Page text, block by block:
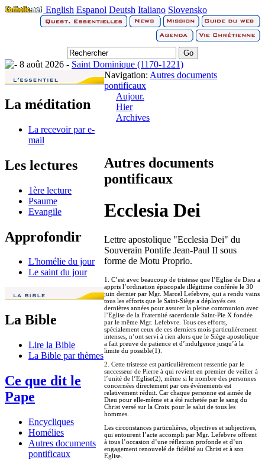
English Espanol Deutsh Italiano Slovensko
8 août 2026 - Saint Dominique (1170-1221)
La méditation
La recevoir par e-
mail
Les lectures
1ère lecture
Psaume
Evangile
Approfondir
L'homélie du jour
Le saint du jour
La Bible
Lire la Bible
La Bible par thèmes
Ce que dit le
Pape
Encycliques
Homélies
Autres documents
pontificaux
Navigation: Autres documents
pontificaux
Aujour.
Hier
Archives
Autres documents
pontificaux
Ecclesia Dei
Lettre apostolique "Ecclesia Dei" du
Souverain Pontife Jean-Paul II sous
forme de Motu Proprio.
1. C’est avec beaucoup de tristesse que l’Eglise de Dieu a
appris l’ordination épiscopale illégitime conférée le 30
juin dernier par Mgr. Marcel Lefebvre, qui a rendu vains
tous les efforts que le Saint-Siège a déployés ces
dernières années pour assurer la pleine communion avec
l’Eglise de la Fraternité sacerdotale Saint-Pie X fondée
par le même Mgr. Lefebvre. Tous ces efforts,
spécialement ceux de ces derniers mois particulièrement
intenses, n’ont servi à rien alors que le Siège apostolique
a fait preuve de patience et d’indulgence jusqu’à la
limite du possible(1).
2. Cette tristesse est particulièrement ressentie par le
successeur de Pierre à qui revient en premier de veiller à
l’unité de l’Eglise(2), même si le nombre des personnes
concernées directement par ces événements est
relativement réduit. Car chaque personne est aimée de
Dieu pour elle-même et a été rachetée par le sang du
Christ versé sur la Croix pour le salut de tous les
hommes.
Les circonstances particulières, objectives et subjectives,
qui entourent l’acte accompli par Mgr. Lefebvre offrent
à tous l’occasion d’une réflexion profonde et d’un
engagement renouvelé de fidélité au Christ et à son
Eglise.